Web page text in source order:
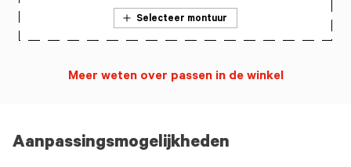
Aanpassingsmogelijkheden
Selecteer montuur
Meer weten over passen in de winkel